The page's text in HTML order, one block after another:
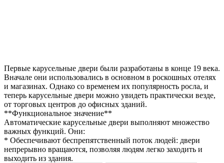
Первые карусельные двери были разработаны в конце 19 века.
Вначале они использовались в основном в роскошных отелях
и магазинах. Однако со временем их популярность росла, и
теперь карусельные двери можно увидеть практически везде,
от торговых центров до офисных зданий.
**Функциональное значение**
Автоматические карусельные двери выполняют множество
важных функций. Они:
* Обеспечивают беспрепятственный поток людей: двери
непрерывно вращаются, позволяя людям легко заходить и
выходить из здания.